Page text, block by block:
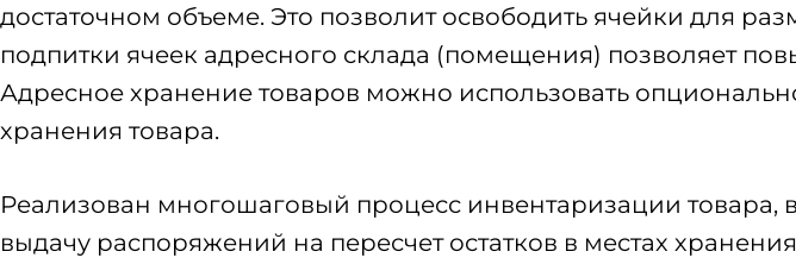
достаточном объеме. Это позволит освободить ячейки для
подпитки ячеек адресного склада (помещения) позволяет
Адресное хранение товаров можно использовать
хранения товара.
Реализован многошаговый процесс инвентаризации
выдачу распоряжений на пересчет остатков в местах